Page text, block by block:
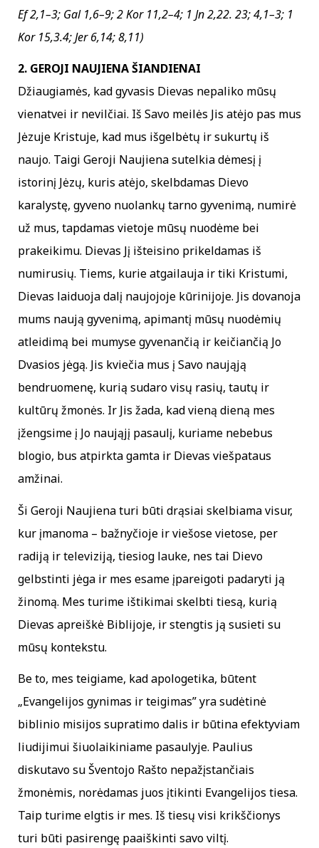
Ef 2,1–3; Gal 1,6–9; 2 Kor 11,2–4; 1 Jn 2,22. 23; 4,1–3; 1
Kor 15,3.4; Jer 6,14; 8,11)
2. GEROJI NAUJIENA ŠIANDIENAI
Džiaugiamės, kad gyvasis Dievas nepaliko mūsų
vienatvei ir nevilčiai. Iš Savo meilės Jis atėjo pas mus
Jėzuje Kristuje, kad mus išgelbėtų ir sukurtų iš
naujo. Taigi Geroji Naujiena sutelkia dėmesį į
istorinį Jėzų, kuris atėjo, skelbdamas Dievo
karalystę, gyveno nuolankų tarno gyvenimą, numirė
už mus, tapdamas vietoje mūsų nuodėme bei
prakeikimu. Dievas Jį išteisino prikeldamas iš
numirusių. Tiems, kurie atgailauja ir tiki Kristumi,
Dievas laiduoja dalį naujojoje kūrinijoje. Jis dovanoja
mums naują gyvenimą, apimantį mūsų nuodėmių
atleidimą bei mumyse gyvenančią ir keičiančią Jo
Dvasios jėgą. Jis kviečia mus į Savo naująją
bendruomenę, kurią sudaro visų rasių, tautų ir
kultūrų žmonės. Ir Jis žada, kad vieną dieną mes
įžengsime į Jo naująjį pasaulį, kuriame nebebus
blogio, bus atpirkta gamta ir Dievas viešpataus
amžinai.
Ši Geroji Naujiena turi būti drąsiai skelbiama visur,
kur įmanoma – bažnyčioje ir viešose vietose, per
radiją ir televiziją, tiesiog lauke, nes tai Dievo
gelbstinti jėga ir mes esame įpareigoti padaryti ją
žinomą. Mes turime ištikimai skelbti tiesą, kurią
Dievas apreiškė Biblijoje, ir stengtis ją susieti su
mūsų kontekstu.
Be to, mes teigiame, kad apologetika, būtent
„Evangelijos gynimas ir teigimas” yra sudėtinė
biblinio misijos supratimo dalis ir būtina efektyviam
liudijimui šiuolaikiniame pasaulyje. Paulius
diskutavo su Šventojo Rašto nepažįstančiais
žmonėmis, norėdamas juos įtikinti Evangelijos tiesa.
Taip turime elgtis ir mes. Iš tiesų visi krikščionys
turi būti pasirengę paaiškinti savo viltį.